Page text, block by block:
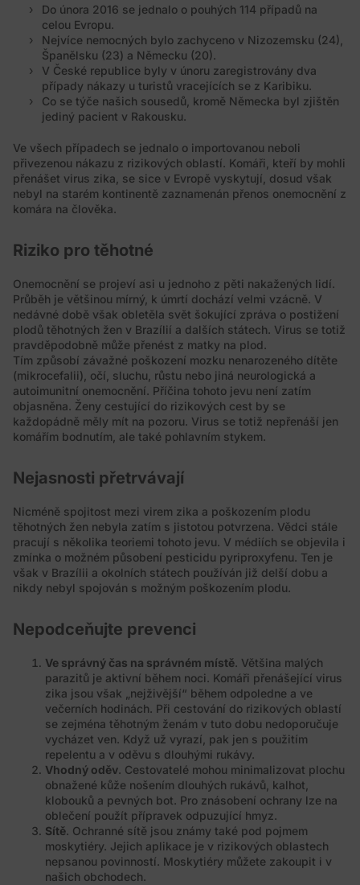
Do února 2016 se jednalo o pouhých 114 případů na
celou Evropu.
Nejvíce nemocných bylo zachyceno v Nizozemsku (24),
Španělsku (23) a Německu (20).
V České republice byly v únoru zaregistrovány dva
případy nákazy u turistů vracejících se z Karibiku.
Co se týče našich sousedů, kromě Německa byl zjištěn
jediný pacient v Rakousku.
Ve všech případech se jednalo o importovanou neboli
přivezenou nákazu z rizikových oblastí. Komáři, kteří by mohli
přenášet virus zika, se sice v Evropě vyskytují, dosud však
nebyl na starém kontinentě zaznamenán přenos onemocnění z
komára na člověka.
Riziko pro těhotné
Onemocnění se projeví asi u jednoho z pěti nakažených lidí.
Průběh je většinou mírný, k úmrtí dochází velmi vzácně. V
nedávné době však obletěla svět šokující zpráva o postižení
plodů těhotných žen v Brazílií a dalších státech. Virus se totiž
pravděpodobně může přenést z matky na plod.
Tím způsobí závažné poškození mozku nenarozeného dítěte
(mikrocefalii), očí, sluchu, růstu nebo jiná neurologická a
autoimunitní onemocnění. Příčina tohoto jevu není zatím
objasněna. Ženy cestující do rizikových cest by se
každopádně měly mít na pozoru. Virus se totiž nepřenáší jen
komářím bodnutím, ale také pohlavním stykem.
Nejasnosti přetrvávají
Nicméně spojitost mezi virem zika a poškozením plodu
těhotných žen nebyla zatím s jistotou potvrzena. Vědci stále
pracují s několika teoriemi tohoto jevu. V médiích se objevila i
zmínka o možném působení pesticidu pyriproxyfenu. Ten je
však v Brazílii a okolních státech používán již delší dobu a
nikdy nebyl spojován s možným poškozením plodu.
Nepodceňujte prevenci
Ve správný čas na správném místě. Většina malých
parazitů je aktivní během noci. Komáři přenášející virus
zika jsou však „nejživější“ během odpoledne a ve
večerních hodinách. Při cestování do rizikových oblastí
se zejména těhotným ženám v tuto dobu nedoporučuje
vycházet ven. Když už vyrazí, pak jen s použitím
repelentu a v oděvu s dlouhými rukávy.
Vhodný oděv. Cestovatelé mohou minimalizovat plochu
obnažené kůže nošením dlouhých rukávů, kalhot,
klobouků a pevných bot. Pro znásobení ochrany lze na
oblečení použít přípravek odpuzující hmyz.
Sítě. Ochranné sítě jsou známy také pod pojmem
moskytiéry. Jejich aplikace je v rizikových oblastech
nepsanou povinností. Moskytiéry můžete zakoupit i v
našich obchodech.